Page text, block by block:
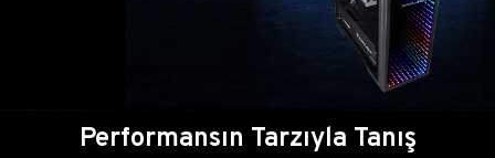
Performansın Tarzıyla Tanış